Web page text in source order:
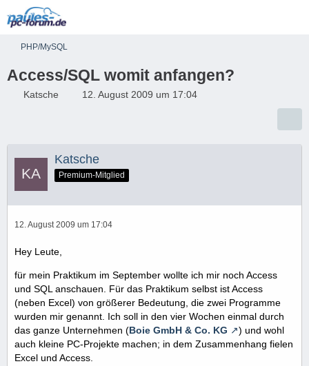
PHP/MySQL
Access/SQL womit anfangen?
Katsche 12. August 2009 um 17:04
Katsche
Premium-Mitglied
12. August 2009 um 17:04
Hey Leute,
für mein Praktikum im September wollte ich mir noch Access
und SQL anschauen. Für das Praktikum selbst ist Access
(neben Excel) von größerer Bedeutung, die zwei Programme
wurden mir genannt. Ich soll in den vier Wochen einmal durch
das ganze Unternehmen (Boie GmbH & Co. KG
) und wohl
auch kleine PC-Projekte machen; in dem Zusammenhang fielen
Excel und Access.